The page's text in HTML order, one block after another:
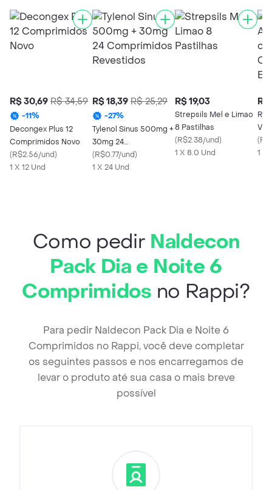
R$ 30,69 R$ 34,59
-11%
Decongex Plus 12
Comprimidos Novo
(R$2.56/und)
1 X 12 Und
R$ 18,39 R$ 25,29
-27%
Tylenol Sinus 500mg +
30mg 24
Comprimidos
Revestidos
(R$0.77/und)
1 X 24 Und
R$ 19,03
Strepsils Mel e Limao
8 Pastilhas
(R$2.38/und)
1 X 8.0 Und
R$
(
1 X
Como pedir Naldecon
Pack Dia e Noite 6
Comprimidos no Rappi?
Para pedir Naldecon Pack Dia e Noite 6
Comprimidos no Rappi, você deve completar
os seguintes passos e nos encarregamos de
levar o produto até sua casa o mais breve
possível